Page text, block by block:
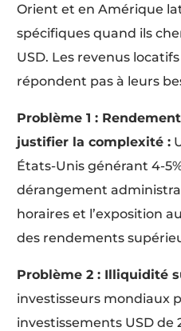
Orient et en Amérique
spécifiques quand ils
USD. Les revenus
répondent pas à leurs
Problème 1 :
justifier la complexité :
États-Unis générant 4-
dérangement
horaires et l’exposition
des rendements
Problème 2 : Illiquidité
investisseurs mondiaux
investissements USD de